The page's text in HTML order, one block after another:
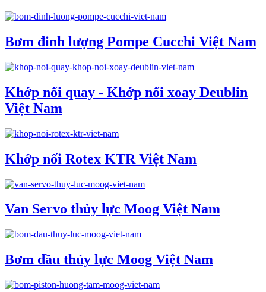
Bơm đinh lượng Pompe Cucchi Việt Nam
Khớp nối quay - Khớp nối xoay Deublin
Việt Nam
Khớp nối Rotex KTR Việt Nam
Van Servo thủy lực Moog Việt Nam
Bơm dầu thủy lực Moog Việt Nam